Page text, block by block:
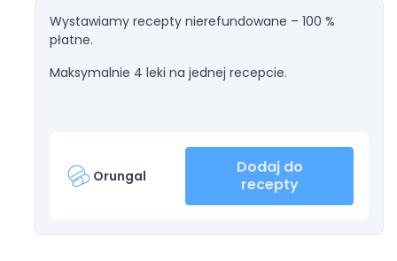
Wystawiamy recepty nierefundowane – 100 %
płatne.
Maksymalnie 4 leki na jednej recepcie.
Orungal
Dodaj do
recepty